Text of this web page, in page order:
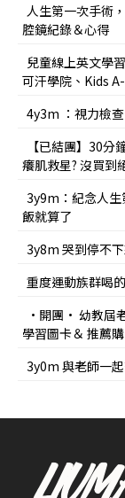
人生第一次手術
腔鏡紀錄＆心得
兒童線上英文學
可汗學院、Kids
4y3m ：視力檢
【已結團】30分
癢肌救星? 沒買到
3y9m：紀念人生
飯就算了
3y8m 哭到停不
重度運動族群喝
•開團• 幼教屆
學習圖卡＆ 推薦
3y0m 與老師一